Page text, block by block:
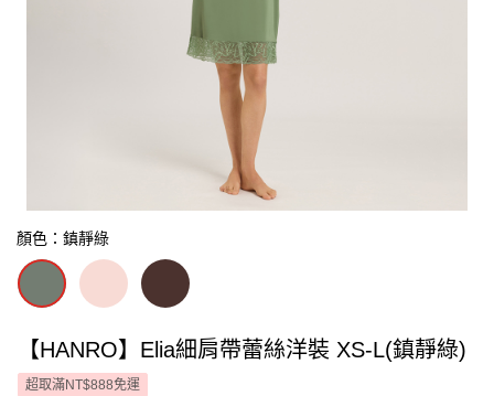
顏色：鎮靜綠
【HANRO】Elia細肩帶蕾絲洋裝 XS-L(鎮靜綠)
超取滿NT$888免運